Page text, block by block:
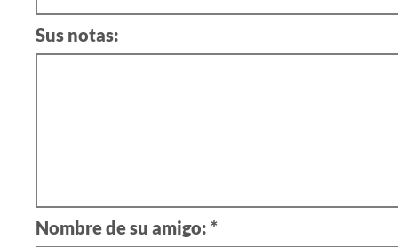
Sus notas:
Nombre de su amigo: *